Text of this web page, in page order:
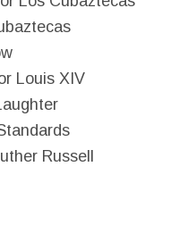
Louis XIV
Russell